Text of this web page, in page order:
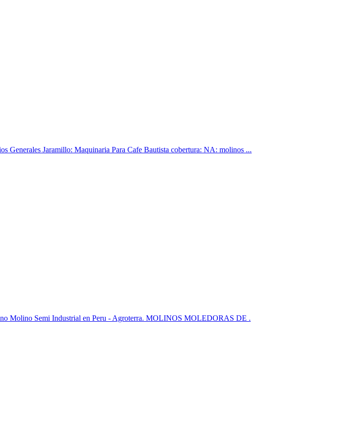
Generales Jaramillo: Maquinaria Para Cafe Bautista cobertura: NA: molinos ...
Molino Semi Industrial en Peru - Agroterra. MOLINOS MOLEDORAS DE .